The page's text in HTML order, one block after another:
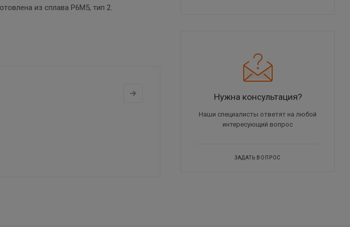
из сплава Р6М5, тип 2.
Нужна консультация?
Наши специалисты ответят на любой
интересующий вопрос
ЗАДАТЬ ВОПРОС